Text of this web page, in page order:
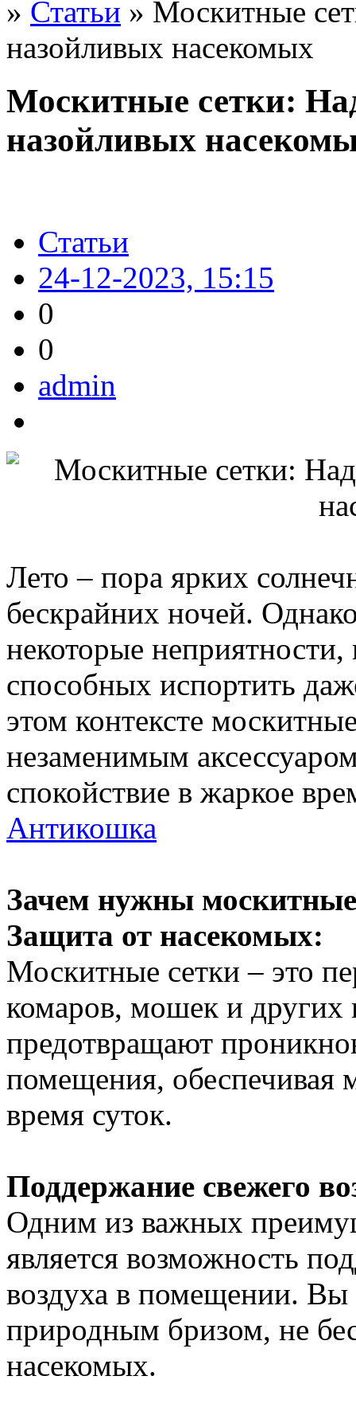
» Статьи » Москитные
назойливых насекомых
Москитные сетки:
назойливых
Статьи
24-12-2023, 15:15
0
0
admin
Лето – пора ярких
бескрайних ночей.
некоторые
способных испортить
этом контексте
незаменимым
спокойствие в жаркое
Антикошка
Зачем нужны
Защита от насекомых:
Москитные сетки – это
комаров, мошек и
предотвращают
помещения,
время суток.
Поддержание свежего
Одним из важных
является возможность
воздуха в помещении. Вы
природным бризом, не
насекомых.